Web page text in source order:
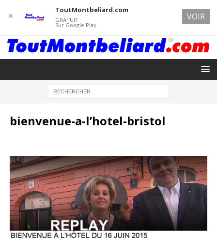
bienvenue-a-l’hotel-bristol
✕
ToutMontbeliard.com
GRATUIT
Sur Google Play
VOIR